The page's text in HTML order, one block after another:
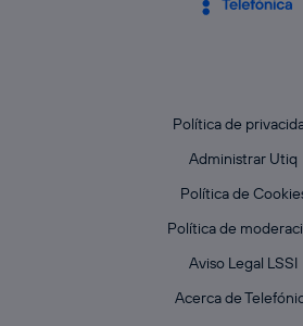
Política de
Administrar Utiq
Política de
Política de
Aviso Legal LSSI
Acerca de